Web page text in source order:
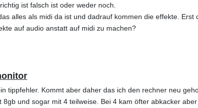
ist falsch ist oder weder noch.
alles als midi da ist und dadrauf kommen die effekte.
auf audio anstatt auf midi zu machen?
tippfehler. Kommt aber daher das ich den rechner neu
8gb und sogar mit 4 teilweise. Bei 4 kam öfter abkacker